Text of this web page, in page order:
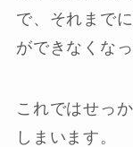
で、それまで
ができなくな
これではせっ
しまいます。